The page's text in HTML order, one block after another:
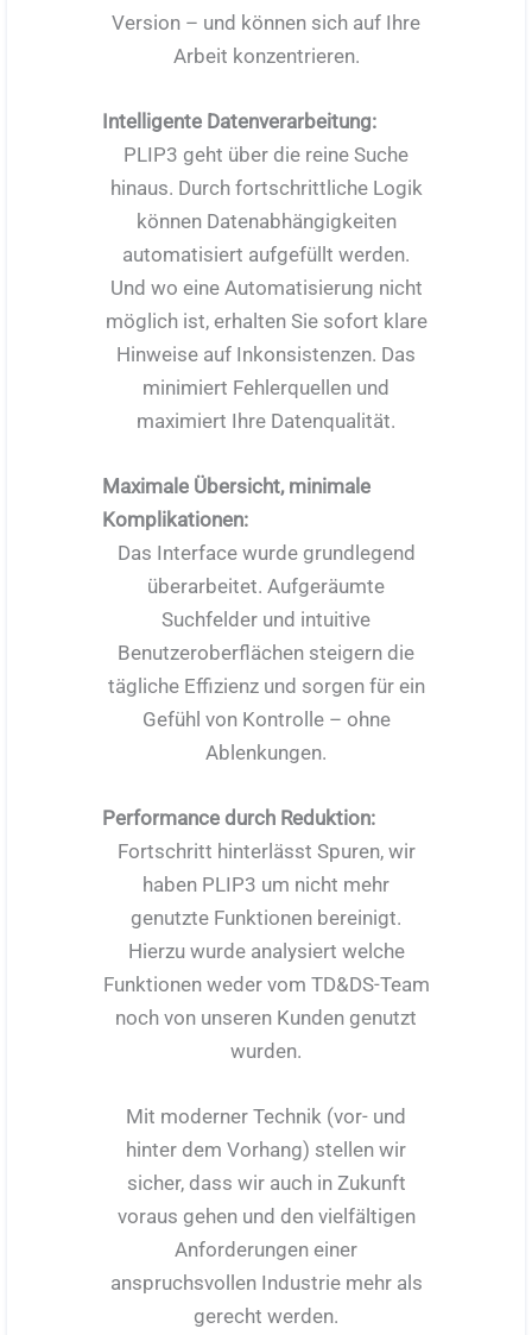
Version – und können sich auf Ihre
Arbeit konzentrieren.
Intelligente Datenverarbeitung:
PLIP3 geht über die reine Suche
hinaus. Durch fortschrittliche Logik
können Datenabhängigkeiten
automatisiert aufgefüllt werden.
Und wo eine Automatisierung nicht
möglich ist, erhalten Sie sofort klare
Hinweise auf Inkonsistenzen. Das
minimiert Fehlerquellen und
maximiert Ihre Datenqualität.
Maximale Übersicht, minimale
Komplikationen:
Das Interface wurde grundlegend
überarbeitet. Aufgeräumte
Suchfelder und intuitive
Benutzeroberflächen steigern die
tägliche Effizienz und sorgen für ein
Gefühl von Kontrolle – ohne
Ablenkungen.
Performance durch Reduktion:
Fortschritt hinterlässt Spuren, wir
haben PLIP3 um nicht mehr
genutzte Funktionen bereinigt.
Hierzu wurde analysiert welche
Funktionen weder vom TD&DS-Team
noch von unseren Kunden genutzt
wurden.
Mit moderner Technik (vor- und
hinter dem Vorhang) stellen wir
sicher, dass wir auch in Zukunft
voraus gehen und den vielfältigen
Anforderungen einer
anspruchsvollen Industrie mehr als
gerecht werden.